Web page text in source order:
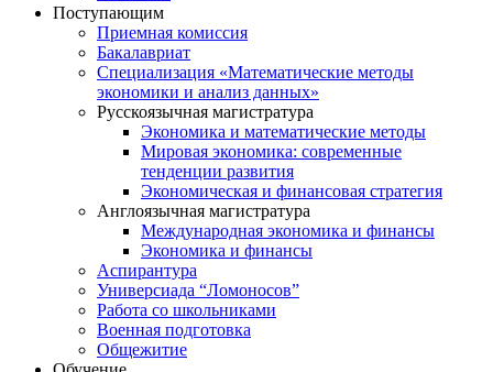
Поступающим
Приемная комиссия
Бакалавриат
Специализация «Математические методы
экономики и анализ данных»
Русскоязычная магистратура
Экономика и математические методы
Мировая экономика: современные
тенденции развития
Экономическая и финансовая стратегия
Англоязычная магистратура
Международная экономика и финансы
Экономика и финансы
Аспирантура
Универсиада “Ломоносов”
Работа со школьниками
Военная подготовка
Общежитие